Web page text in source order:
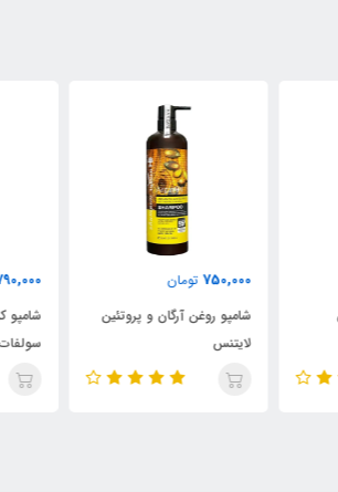
روغن آرگان و پروتئین
شامپو کرمی شی باتر بدون